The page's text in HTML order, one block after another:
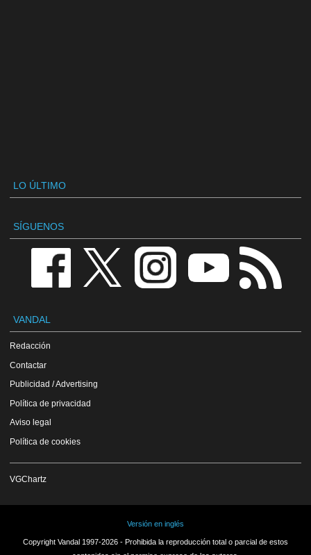
LO ÚLTIMO
SÍGUENOS
VANDAL
Redacción
Contactar
Publicidad / Advertising
Política de privacidad
Aviso legal
Política de cookies
VGChartz
Versión en inglés
Copyright Vandal 1997-2026 - Prohibida la reproducción total o parcial de estos